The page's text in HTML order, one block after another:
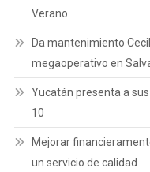
Verano
Da mantenimiento
megaoperativo en
Yucatán presenta a
10
Mejorar
un servicio de calidad